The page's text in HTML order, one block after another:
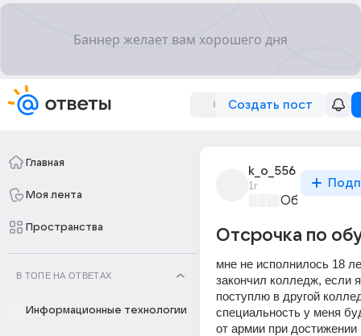
Создать пост
Главная
Моя лента
Пространства
В ТОПЕ НА ОТВЕТАХ
Информационные технологии
k_o_556
1г
Отсрочка по
мне не исполнилось 18
закончил колледж, если
поступлю в другой
специальность у меня
от армии при достижении